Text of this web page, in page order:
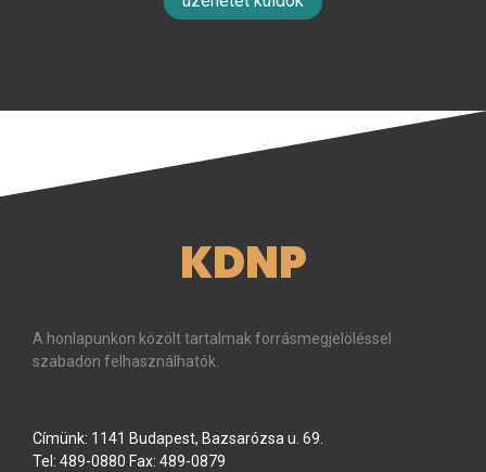
KDNP
A honlapunkon közölt tartalmak forrásmegjelöléssel
szabadon felhasználhatók.
Címünk: 1141 Budapest, Bazsarózsa u. 69.
Tel: 489-0880 Fax: 489-0879